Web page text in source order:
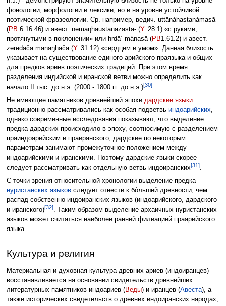
фонологии, морфологии и лексики, но и на уровне устойчивой
поэтической фразеологии. Ср. например, ведич. uttānáhastanámasā
(РВ 6.16.46) и авест. nəmaŋhāustānazasta- (Y. 28.1) «с руками,
протянутыми в поклонении» или hrdāˊ mánasā (РВ1.61.2) и авест.
zərədāčā manaŋhāčā (Y. 31.12) «сердцем и умом». Данная близость
указывает на существование единого арийского праязыка и общих
для предков ариев поэтических традиций. При этом время
разделения индийской и иранской ветви можно определить как
начало II тыс. до н.э. (2000 - 1800 гг. до н.э.)[30].
Не имеющие памятников древнейшей эпохи дардские языки
традиционно рассматривались как особая подветвь индоарийских,
однако современные исследования показывают, что выделение
предка дардских происходило в эпоху, соотносимую с разделением
праиндоарийским и праиранского, дардские по некоторым
параметрам занимают промежуточное положением между
индоарийскими и иранскими. Поэтому дардские языки скорее
следует рассматривать как отдельную ветвь индоиранских[31].
С точки зрения относительной хронологии выделение предка
нуристанских языковследует отнести к бо́льшей древности, чем
распад собственно индоиранских языков (индоарийского, дардского
и иранского)[32]. Таким образом выделение архаичных нуристанских
языков может считаться наиболее ранней филиацией праарийского
языка.
Культура и религия
Материальная и духовная культура древних ариев (индоиранцев)
восстанавливается на основании свидетельств древнейших
литературных памятников индоариев (Веды) и иранцев (Авеста), а
также исторических свидетельств о древних индоиранских народах,